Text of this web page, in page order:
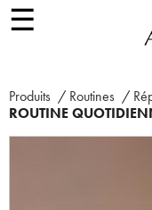
☰
Produits / Routines /
ROUTINE